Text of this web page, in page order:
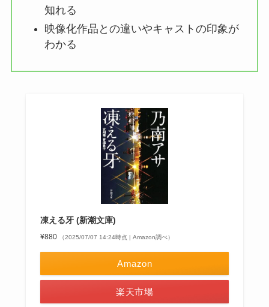
知れる
映像化作品との違いやキャストの印象が
わかる
凍える牙 (新潮文庫)
¥880 （2025/07/07 14:24時点 | Amazon調べ）
Amazon
楽天市場